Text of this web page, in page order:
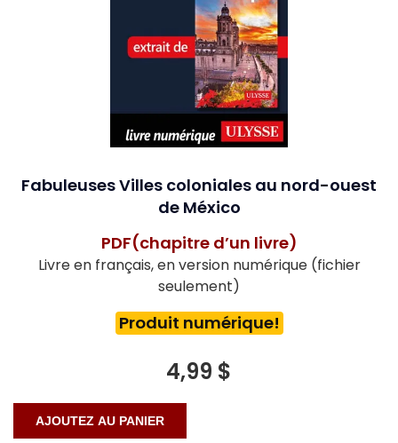
Fabuleuses Villes coloniales au nord-ouest
de México
PDF(chapitre d’un livre)
Livre en français, en version numérique (fichier
seulement)
Produit numérique!
4,99 $